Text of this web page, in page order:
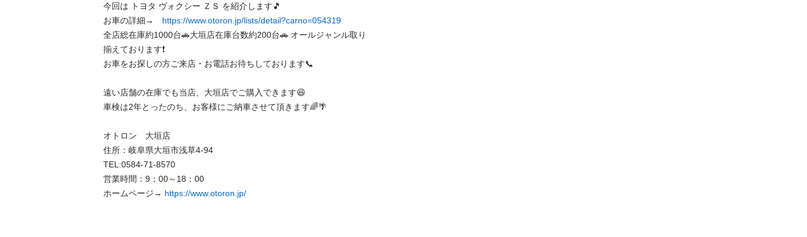
今回は トヨタ ヴォクシー ＺＳ を紹介します🎵
お車の詳細→ https://www.otoron.jp/lists/detail?carno=054319
全店総在庫約1000台🚗大垣店在庫台数約200台🚗 オールジャンル取り
揃えております❗️
お車をお探しの方ご来店・お電話お待ちしております📞
遠い店舗の在庫でも当店、大垣店でご購入できます😆
車検は2年とったのち、お客様にご納車させて頂きます🌈🌴
オトロン　大垣店
住所：岐阜県大垣市浅草4-94
TEL:0584-71-8570
営業時間：9：00～18：00
ホームページ→ https://www.otoron.jp/